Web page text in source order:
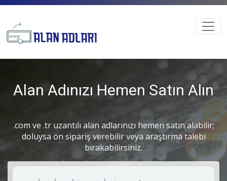
Alan Adınızı Hemen Satın Alın
.com ve .tr uzantılı alan adlarınızı hemen satın alabilir;
doluysa ön sipariş verebilir veya araştırma talebi
bırakabilirsiniz.
Anahtar kelime